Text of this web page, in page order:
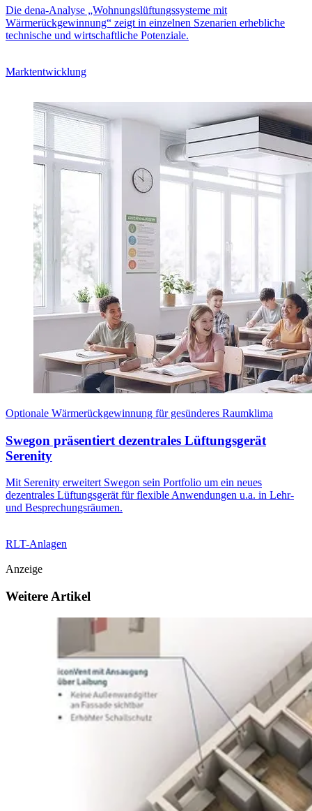
Die dena-Analyse „Wohnungslüftungssysteme mit
Wärmerückgewinnung“ zeigt in einzelnen Szenarien erhebliche
technische und wirtschaftliche Potenziale.
Marktentwicklung
Optionale Wärmerückgewinnung für gesünderes Raumklima
Swegon präsentiert dezentrales Lüftungsgerät
Serenity
Mit Serenity erweitert Swegon sein Portfolio um ein neues
dezentrales Lüftungsgerät für flexible Anwendungen u.a. in Lehr-
und Besprechungsräumen.
RLT-Anlagen
Anzeige
Weitere Artikel